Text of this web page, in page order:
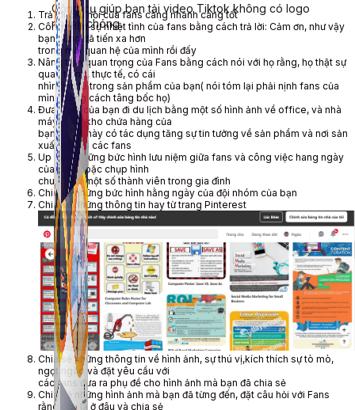
Công cụ giúp bạn tải video Tiktok không có logo
nhanh chóng.
Simple Tikdown
Công cụ giúp bạn tải video Tiktok không có logo
nhanh chóng.
Trả lời câu hỏi của fans càng nhanh càng tốt
Công nhận sự nhiệt tình của fans bằng cách trả lời: Cảm ơn, như vậy
bạn cũng đã tiến xa hơn
trong mối quan hệ của mình rồi đấy
Nâng tầm quan trọng của Fans bằng cách nói với họ rằng, họ thật sự
quan trọng, thực tế, có cái
nhìn tinh tế trong sản phẩm của bạn( nói tóm lại phải nịnh fans của
mình bằng cách tâng bốc họ)
Đưa Fans của bạn đi du lịch bằng một số hình ảnh về office, và nhà
máy hoặc kho chứa hàng của
bạn – việc này có tác dụng tăng sự tin tưởng về sản phẩm và nơi sản
xuất đối với các fans
Up load những bức hình lưu niệm giữa fans và công việc hang ngày
của bạn, hoặc chụp hình
chung với một số thành viên trong gia đình
Chia sẻ những bức hình hằng ngày của đội nhóm của bạn
Chia sẻ những thông tin hay từ trang Pinterest
Chia sẻ những thông tin về hình ảnh, sự thú vị,kích thích sự tò mò,
ngọt ngào và đặt yêu cầu với
các fans đưa ra phụ đề cho hình ảnh mà bạn đã chia sẻ
Chia sẻ những hình ảnh mà bạn đã từng đến, đặt câu hỏi với Fans
rằng đây là ở đâu và chia sẻ